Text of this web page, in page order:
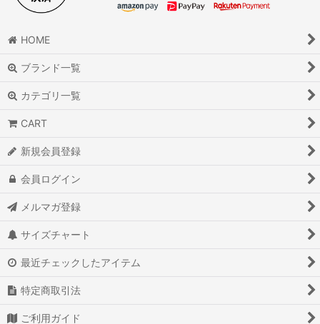
HOME
ブランド一覧
カテゴリ一覧
CART
新規会員登録
会員ログイン
メルマガ登録
サイズチャート
最近チェックしたアイテム
特定商取引法
ご利用ガイド